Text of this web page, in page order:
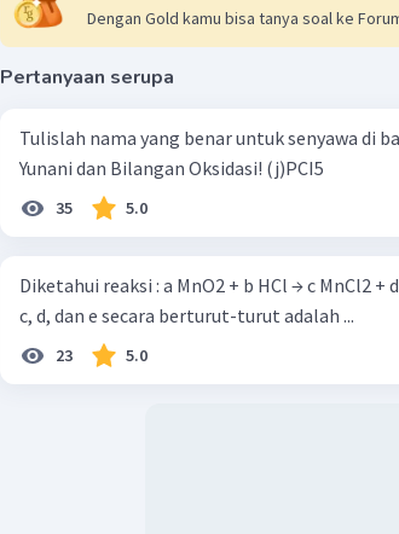
Dengan Gold kamu bisa tanya soal ke
Pertanyaan serupa
Tulislah nama yang benar untuk senyawa di
Yunani dan Bilangan Oksidasi! (j)PCI5
35 5.0
Diketahui reaksi : a MnO2 + b HCl → c MnCl2 +
c, d, dan e secara berturut-turut adalah ...
23 5.0